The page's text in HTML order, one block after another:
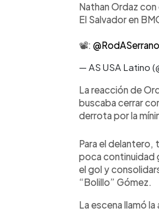
Nathan Ordaz
El Salvador en
📽️: @RodASerrano
— AS USA Latino
La reacción de
buscaba cerrar
derrota por la
Para el delantero,
poca continuidad
el gol y
“Bolillo” Gómez.
La escena llamó